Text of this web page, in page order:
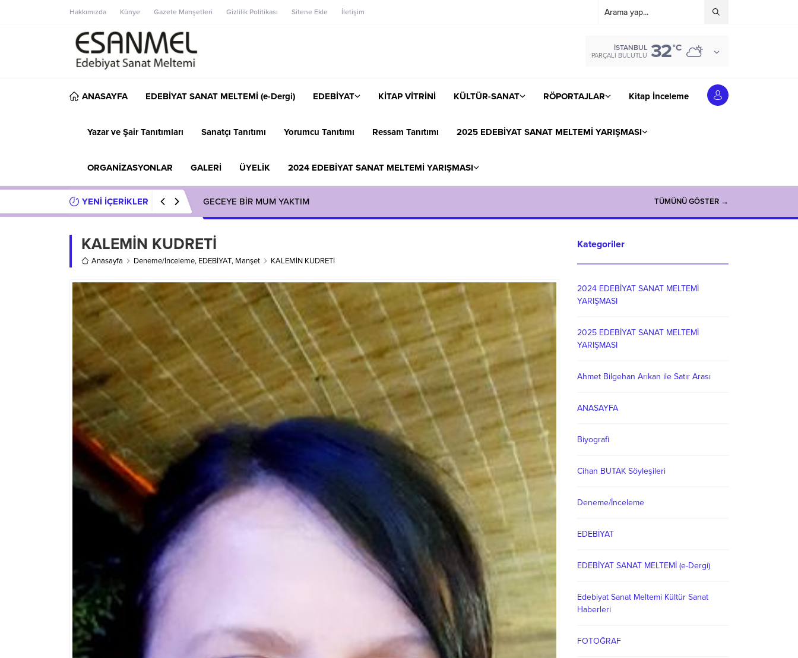
Hakkımızda Künye Gazete Manşetleri Gizlilik Politikası Sitene Ekle İletişim
İSTANBUL
PARÇALI BULUTLU 32°C
ANASAYFA EDEBİYAT SANAT MELTEMİ (e-Dergi) EDEBİYAT KİTAP VİTRİNİ KÜLTÜR-SANAT RÖPORTAJLAR Kitap İnceleme
Yazar ve Şair Tanıtımları Sanatçı Tanıtımı Yorumcu Tanıtımı Ressam Tanıtımı 2025 EDEBİYAT SANAT MELTEMİ YARIŞMASI
ORGANİZASYONLAR GALERİ ÜYELİK 2024 EDEBİYAT SANAT MELTEMİ YARIŞMASI
YENİ İÇERİKLER GECEYE BİR MUM YAKTIM TÜMÜNÜ GÖSTER →
KALEMİN KUDRETİ
Anasayfa Deneme/İnceleme, EDEBİYAT, Manşet KALEMİN KUDRETİ
Kategoriler
2024 EDEBİYAT SANAT MELTEMİ
YARIŞMASI
2025 EDEBİYAT SANAT MELTEMİ
YARIŞMASI
Ahmet Bilgehan Arıkan ile Satır Arası
ANASAYFA
Biyografi
Cihan BUTAK Söyleşileri
Deneme/İnceleme
EDEBİYAT
EDEBİYAT SANAT MELTEMİ (e-Dergi)
Edebiyat Sanat Meltemi Kültür Sanat
Haberleri
FOTOĞRAF